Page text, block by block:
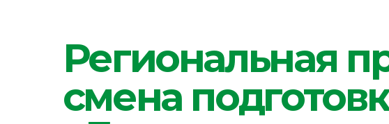
смена подготовки
«Лучшая команда»